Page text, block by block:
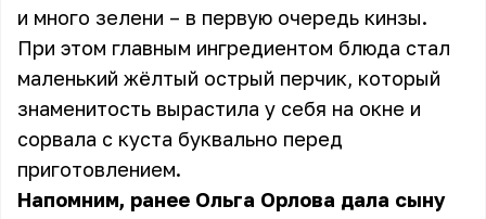
и много зелени – в первую очередь кинзы.
При этом главным ингредиентом блюда стал
маленький жёлтый острый перчик, который
знаменитость вырастила у себя на окне и
сорвала с куста буквально перед
приготовлением.
Напомним, ранее Ольга Орлова дала сыну